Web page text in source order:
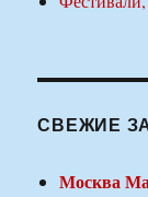
СВЕЖИЕ
Москва